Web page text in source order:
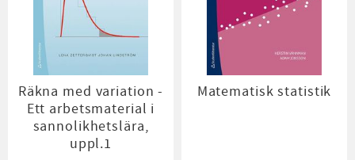
Räkna med variation -
Ett arbetsmaterial i
sannolikhetslära,
uppl.1
Matematisk statistik